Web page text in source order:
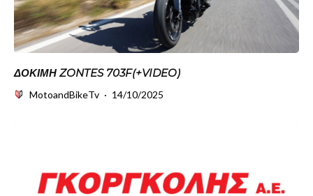
ΔΟΚΙΜΗ ZONTES 703F(+VIDEO)
MotoandBikeTv · 14/10/2025